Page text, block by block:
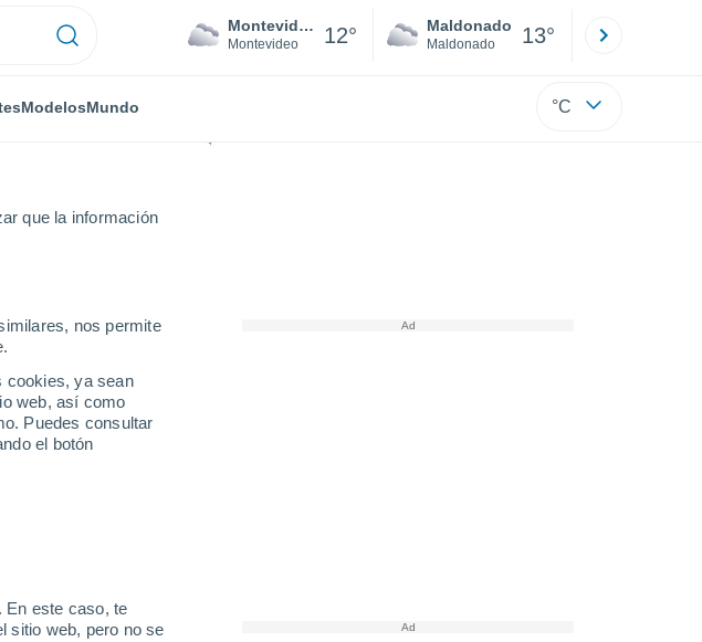
que la información
nos permite
cookies, ya sean
web, así como
Puedes consultar
el botón
En este caso, te
sitio web, pero no se
Montevideo
Montevideo 12° Maldonado
Maldonado 13°
ModelosMundo °C
torrenciales y vientos huracanados en la zona